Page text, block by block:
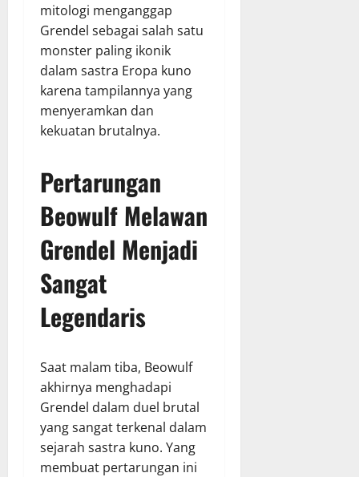
mitologi menganggap
Grendel sebagai salah satu
monster paling ikonik
dalam sastra Eropa kuno
karena tampilannya yang
menyeramkan dan
kekuatan brutalnya.
Pertarungan
Beowulf Melawan
Grendel Menjadi
Sangat
Legendaris
Saat malam tiba, Beowulf
akhirnya menghadapi
Grendel dalam duel brutal
yang sangat terkenal dalam
sejarah sastra kuno. Yang
membuat pertarungan ini